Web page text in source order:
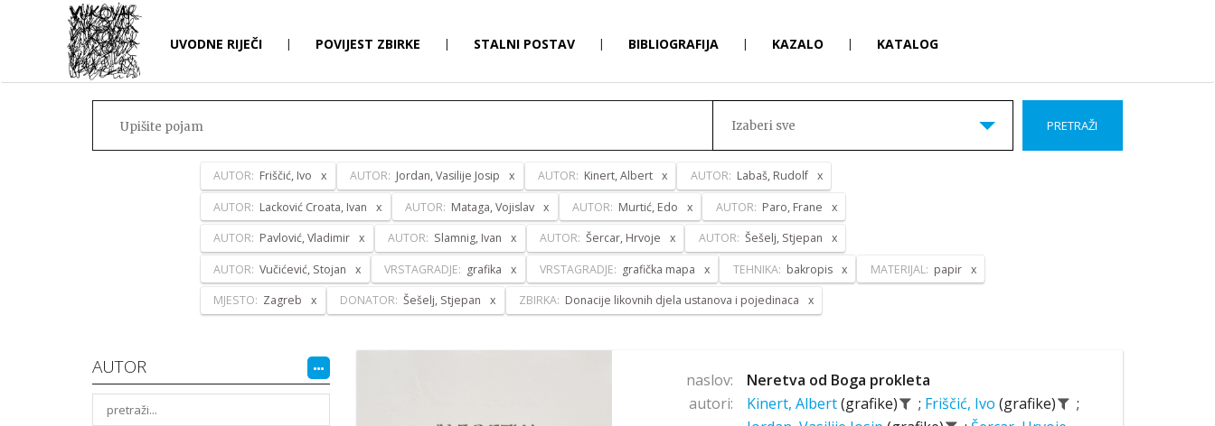
UVODNE RIJEČI | POVIJEST ZBIRKE | STALNI POSTAV | BIBLIOGRAFIJA | KAZALO | KATALOG
Izaberi sve PRETRAŽI
AUTOR: Friščić, Ivo AUTOR: Jordan, Vasilije Josip AUTOR: Kinert, Albert AUTOR: Labaš, Rudolf
AUTOR: Lacković Croata, Ivan AUTOR: Mataga, Vojislav AUTOR: Murtić, Edo AUTOR: Paro, Frane
AUTOR: Pavlović, Vladimir AUTOR: Slamnig, Ivan AUTOR: Šercar, Hrvoje AUTOR: Šešelj, Stjepan
AUTOR: Vučićević, Stojan VRSTAGRADJE: grafika VRSTAGRADJE: grafička mapa TEHNIKA: bakropis MATERIJAL: papir
MJESTO: Zagreb DONATOR: Šešelj, Stjepan ZBIRKA: Donacije likovnih djela ustanova i pojedinaca
AUTOR
naslov:
Neretva od Boga prokleta
autori:
Kinert, Albert(grafike) ; Friščić, Ivo (grafike)
;